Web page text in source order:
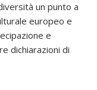
un punto a
europeo e
e
dichiarazioni di